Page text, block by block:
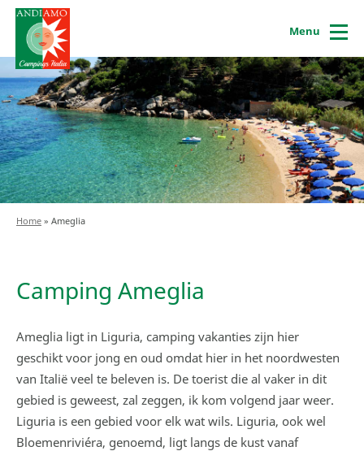
Menu
Home » Ameglia
Camping Ameglia
Ameglia ligt in Liguria, camping vakanties zijn hier
geschikt voor jong en oud omdat hier in het noordwesten
van Italië veel te beleven is. De toerist die al vaker in dit
gebied is geweest, zal zeggen, ik kom volgend jaar weer.
Liguria is een gebied voor elk wat wils. Liguria, ook wel
Bloemenriviéra, genoemd, ligt langs de kust vanaf